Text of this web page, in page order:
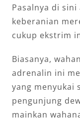
Pasalnya di
keberanian
cukup ekstrim
Biasanya,
adrenalin ini
yang menyukai
pengunjung
mainkan